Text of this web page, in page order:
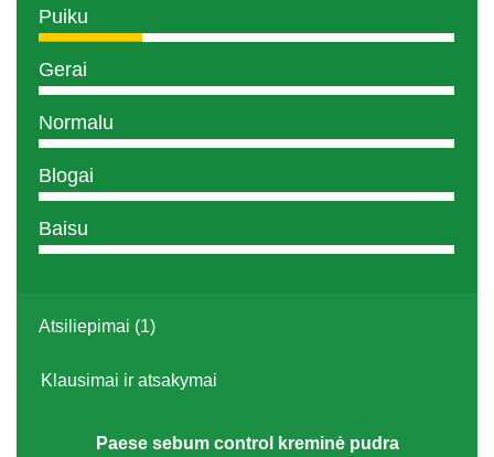
Puiku
Gerai
Normalu
Blogai
Baisu
Atsiliepimai (1)
Klausimai ir atsakymai
Paese sebum control kreminė pudra